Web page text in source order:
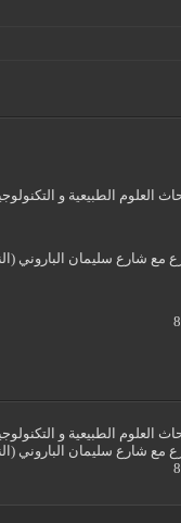
العلوم الطبيعية و
مع شارع سليمان الباروني
العلوم الطبيعية و
مع شارع سليمان الباروني